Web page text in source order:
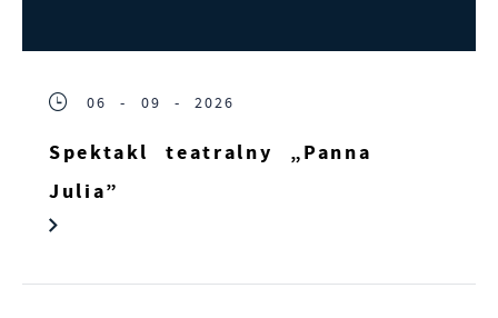
06 - 09 - 2026
Spektakl teatralny „Panna
Julia”